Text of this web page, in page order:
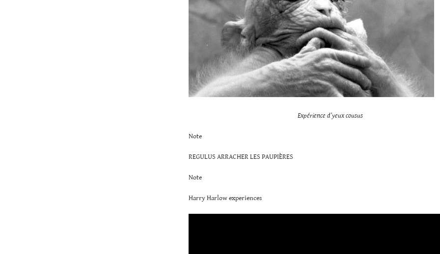
Expérience d’yeux cousus
Note
REGULUS ARRACHER LES PAUPIÈRES
Note
Harry Harlow experiences